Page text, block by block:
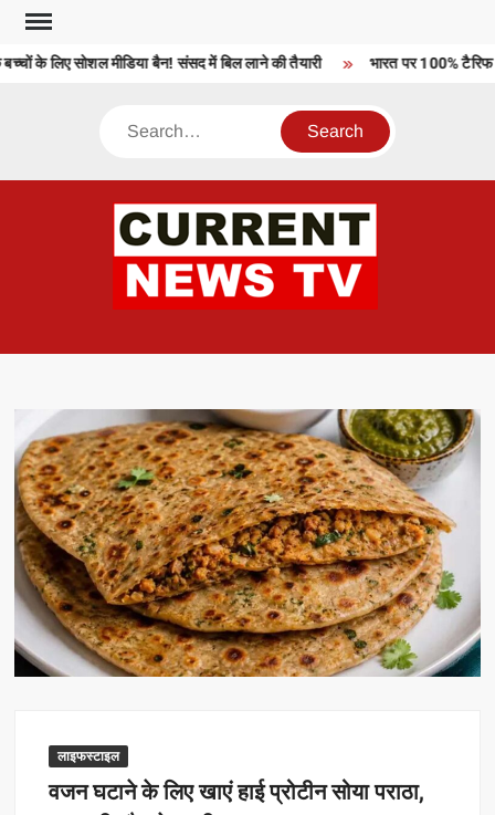
Skip
content
के लिए सोशल मीडिया बैन! संसद में बिल लाने की तैयारी भारत पर 100% टैरिफ
Search
लाइफस्टाइल
वजन घटाने के लिए खाएं हाई प्रोटीन सोया पराठा,